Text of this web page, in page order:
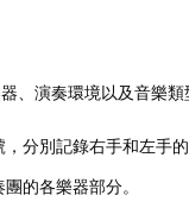
、演奏環境以及音樂
分別記錄右手和左手的
的各樂器部分。